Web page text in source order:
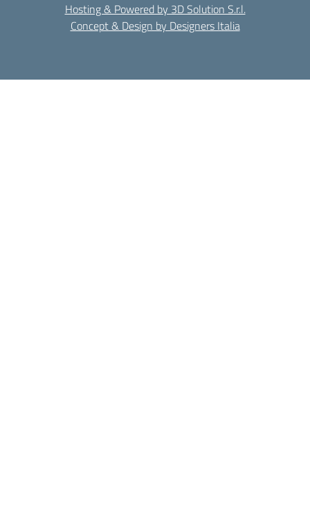
Hosting & Powered by 3D Solution S.r.l.
Concept & Design by Designers Italia